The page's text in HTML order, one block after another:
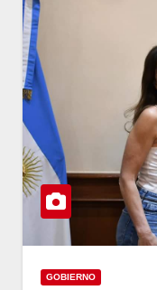
GOBIERNO